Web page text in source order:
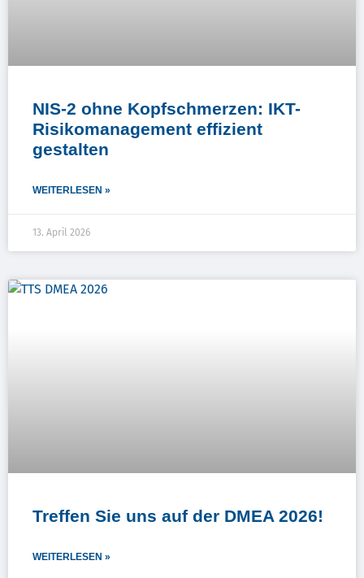
NIS-2 ohne Kopfschmerzen: IKT-
Risikomanagement effizient
gestalten
WEITERLESEN »
13. April 2026
Treffen Sie uns auf der DMEA 2026!
WEITERLESEN »